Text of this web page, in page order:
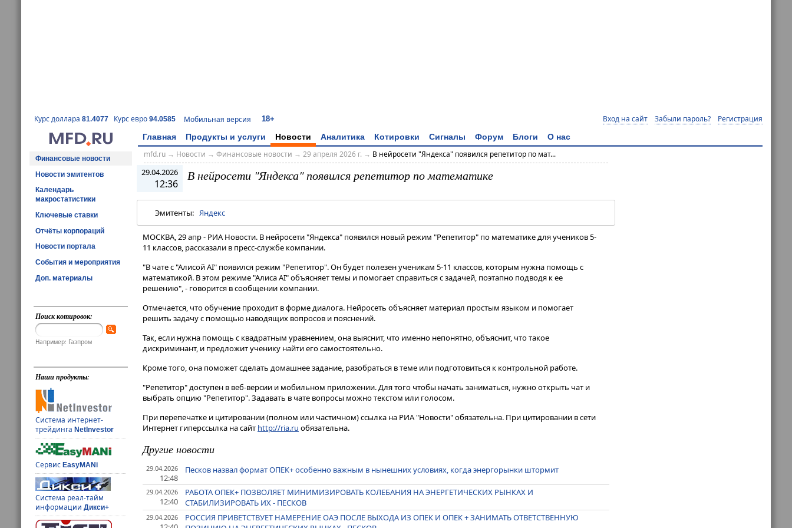
Курс доллара 81.4077 Курс евро 94.0585 Мобильная версия 18+ Вход на сайт Забыли пароль? Регистрация
Главная Продукты и услуги Новости Аналитика Котировки Сигналы Форум Блоги О нас
Финансовые новости
Новости эмитентов
Календарь
макростатистики
Ключевые ставки
Отчёты корпораций
Новости портала
События и мероприятия
Доп. материалы
Поиск котировок:
Например: Газпром
Наши продукты:
Система интернет-
трейдингаNetInvestor
СервисEasyMANi
Система реал-тайм
информацииДикси+
mfd.ru→ Новости → Финансовые новости → 29 апреля 2026 г. → В нейросети "Яндекса" появился репетитор по мат...
29.04.2026
12:36
В нейросети "Яндекса" появился репетитор по математике
Эмитенты: Яндекс
МОСКВА, 29 апр - РИА Новости. В нейросети "Яндекса" появился новый режим "Репетитор" по математике для учеников 5-
11 классов, рассказали в пресс-службе компании.
"В чате с "Алисой AI" появился режим "Репетитор"​​​. Он будет полезен ученикам 5-11 классов, которым нужна помощь с
математикой. В этом режиме "Алиса AI" объясняет темы и помогает справиться с задачей, поэтапно подводя к ее
решению", - говорится в сообщении компании.
Отмечается, что обучение проходит в форме диалога. Нейросеть объясняет материал простым языком и помогает
решить задачу с помощью наводящих вопросов и пояснений.
Так, если нужна помощь с квадратным уравнением, она выяснит, что именно непонятно, объяснит, что такое
дискриминант, и предложит ученику найти его самостоятельно.
Кроме того, она поможет сделать домашнее задание, разобраться в теме или подготовиться к контрольной работе.
"Репетитор" доступен в веб-версии и мобильном приложении. Для того чтобы начать заниматься, нужно открыть чат и
выбрать опцию "Репетитор". Задавать в чате вопросы можно текстом или голосом.
При перепечатке и цитировании (полном или частичном) ссылка на РИА "Новости" обязательна. При цитировании в сети
Интернет гиперссылка на сайт http://ria.ru обязательна.
Другие новости
29.04.2026
12:48
Песков назвал формат ОПЕК+ особенно важным в нынешних условиях, когда энергорынки штормит
29.04.2026
12:40
РАБОТА ОПЕК+ ПОЗВОЛЯЕТ МИНИМИЗИРОВАТЬ КОЛЕБАНИЯ НА ЭНЕРГЕТИЧЕСКИХ РЫНКАХ И
СТАБИЛИЗИРОВАТЬ ИХ - ПЕСКОВ
29.04.2026
РОССИЯ ПРИВЕТСТВУЕТ НАМЕРЕНИЕ ОАЭ ПОСЛЕ ВЫХОДА ИЗ ОПЕК И ОПЕК + ЗАНИМАТЬ ОТВЕТСТВЕННУЮ